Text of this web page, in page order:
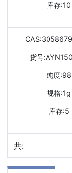
库存:10
货号
纯度:98
规格:1g
库存:5
共: